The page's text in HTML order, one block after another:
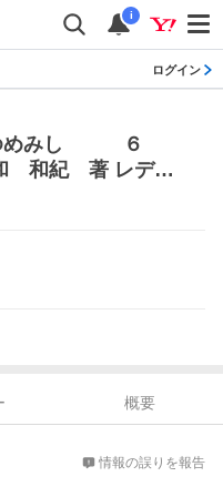
i
ログイン
めみし ６
和 和紀 著 レディ
概要
情報の誤りを報告